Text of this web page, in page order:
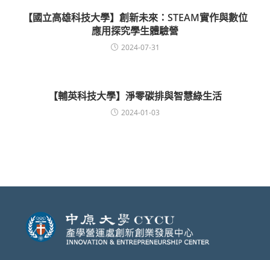
【國立高雄科技大學】創新未來：STEAM實作與數位
應用探究學生體驗營
2024-07-31
【輔英科技大學】淨零碳排與智慧綠生活
2024-01-03